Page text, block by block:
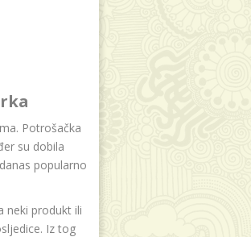
Potrošačka
su dobila
popularno
neki produkt ili
Iz tog